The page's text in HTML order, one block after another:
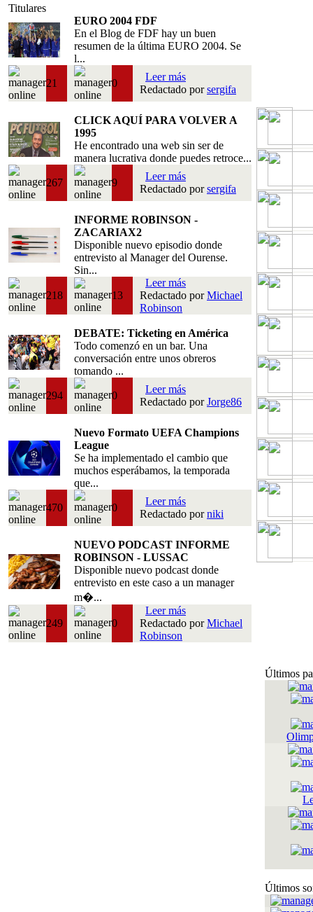
Titulares
EURO 2004 FDF
En el Blog de FDF hay un buen
resumen de la última EURO 2004. Se
l...
21 0
Leer más
Redactado porsergifa
CLICK AQUÍ PARA VOLVER A
1995
He encontrado una web sin ser de
manera lucrativa donde puedes retroce...
267 9
Leer más
Redactado porsergifa
INFORME ROBINSON -
ZACARIAX2
Disponible nuevo episodio donde
entrevisto al Manager del Ourense.
Sin...
218 13
Leer más
Redactado porMichael
Robinson
DEBATE: Ticketing en América
Todo comenzó en un bar. Una
conversación entre unos obreros
tomando ...
294 0
Leer más
Redactado porJorge86
Nuevo Formato UEFA Champions
League
Se ha implementado el cambio que
muchos esperábamos, la temporada
que...
470 0
Leer más
Redactado porniki
NUEVO PODCAST INFORME
ROBINSON - LUSSAC
Disponible nuevo podcast donde
entrevisto en este caso a un manager
m�...
249 0
Leer más
Redactado porMichael
Robinson
Últimos
Últimos